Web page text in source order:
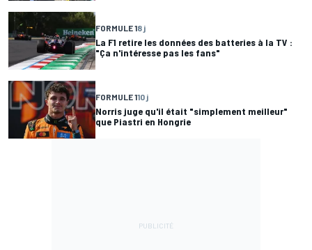
FORMULE 18 j
La F1 retire les données des batteries à la TV :
"Ça n'intéresse pas les fans"
FORMULE 110 j
Norris juge qu'il était "simplement meilleur"
que Piastri en Hongrie